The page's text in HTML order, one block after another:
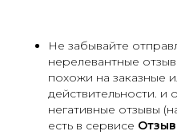
Не забывайте
нерелевантные
похожи на заказные
действительности. и
негативные отзывы
есть в сервисе